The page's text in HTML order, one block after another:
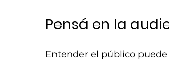
Pensá en la
Entender el público